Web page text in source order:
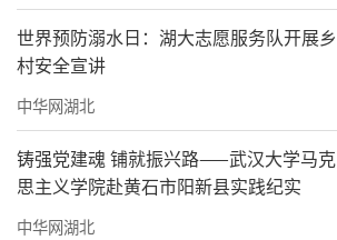
世界预防溺水日：湖大志愿服务队开展乡
村安全宣讲
中华网湖北
铸强党建魂 铺就振兴路——武汉大学马克
思主义学院赴黄石市阳新县实践纪实
中华网湖北